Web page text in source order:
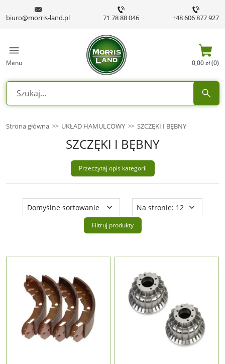
biuro@morris-land.pl 71 78 88 046 +48 606 877 927
Menu 0,00 zł (0)
Strona główna UKŁAD HAMULCOWY SZCZĘKI I BĘBNY
SZCZĘKI I BĘBNY
Przeczytaj opis kategorii
Filtruj produkty